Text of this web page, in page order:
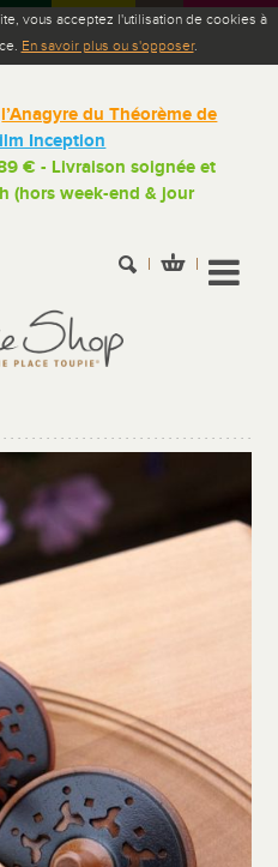
vous acceptez l'utilisation de cookies à
En savoir plus ou s'opposer.
l’Anagyre du Théorème de
Inception
€ - Livraison soignée et
(hors week-end & jour